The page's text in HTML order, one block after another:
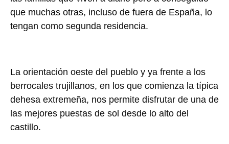
que muchas otras, incluso de fuera de España, lo
tengan como segunda residencia.
La orientación oeste del pueblo y ya frente a los
berrocales trujillanos, en los que comienza la típica
dehesa extremeña, nos permite disfrutar de una de
las mejores puestas de sol desde lo alto del
castillo.